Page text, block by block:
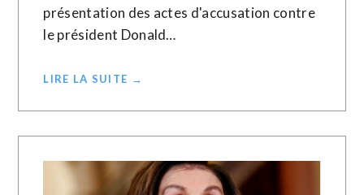
présentation des actes d'accusation contre
le président Donald…
LIRE LA SUITE →